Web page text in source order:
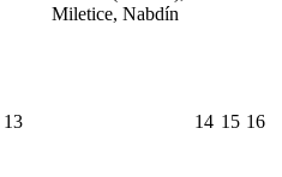
Miletice, Nabdín
13 14 15 16